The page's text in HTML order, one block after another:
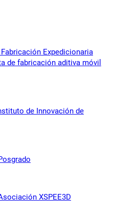
Expedicionaria
de fabricación aditiva móvil
de Innovación de
XSPEE3D